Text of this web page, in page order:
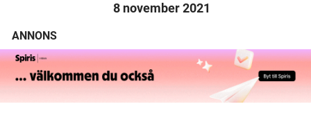
8 november 2021
ANNONS